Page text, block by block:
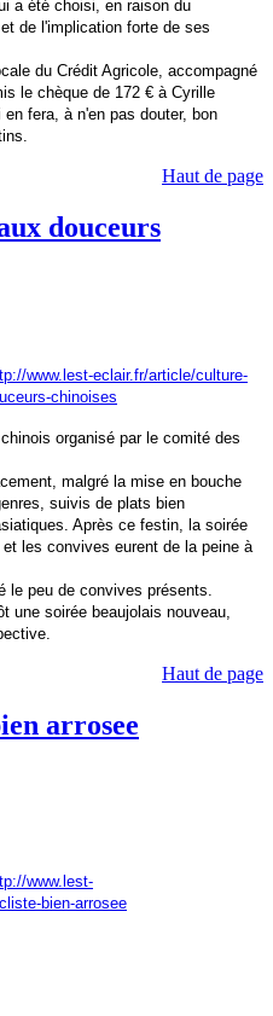
a été choisi, en raison du
de l'implication forte de ses
du Crédit Agricole, accompagné
le chèque de 172 € à Cyrille
fera, à n'en pas douter, bon
Haut de page
douceurs
www.lest-eclair.fr/article/culture-
chinoises
organisé par le comité des
malgré la mise en bouche
suivis de plats bien
Après ce festin, la soirée
les convives eurent de la peine à
le peu de convives présents.
une soirée beaujolais nouveau,
Haut de page
arrosee
www.lest-
bien-arrosee